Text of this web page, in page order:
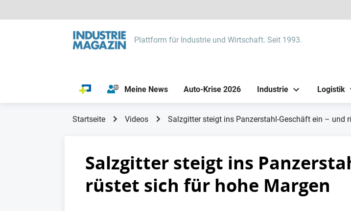
Plattform für Industrie und Wirtschaft. Seit 1993.
Meine News Auto-Krise 2026 Industrie Logistik
Startseite Videos Salzgitter steigt ins Panzerstahl-Geschäft ein – und
Salzgitter steigt ins
rüstet sich für hohe Margen